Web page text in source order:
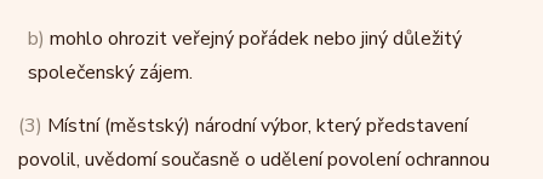
b) mohlo ohrozit veřejný pořádek nebo jiný důležitý
společenský zájem.
(3) Místní (městský) národní výbor, který představení
povolil, uvědomí současně o udělení povolení ochrannou